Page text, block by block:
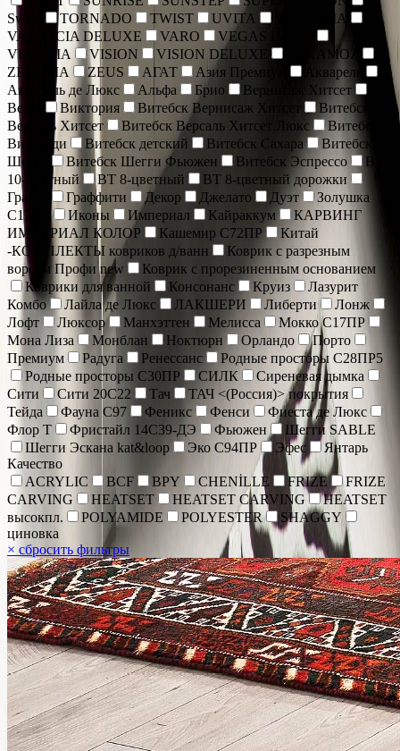
Sweet
TORNADO TWIST UVITA
VALENCIA
VALENCIA DELUXE
VARO
VEGAS HOME
VENECIA
VISION VISION DELUXE
YAKAMOZ
ZEUGMA
ZEUS АГАТ Азия Премиум
Акварель
Акварель де Люкс
Альфа Брио
Вернисаж Хитсет
Веста
Виктория Витебск Вернисаж Хитсет
Витебск
Версаль Хитсет
Витебск Версаль Хитсет Люкс
Витебск
Вивальди
Витебск детский Витебск Сахара
Витебск
Шегги
Витебск Шегги Фьюжен Витебск Эспрессо
ВТ
10-цветный
ВТ 8-цветный
ВТ 8-цветный дорожки
Гранат
Граффити Декор Джелато Дуэт
Золушка
С17ПР
Иконы Империал Кайраккум
КАРВИНГ
ИМПЕРИАЛ КОЛОР
Кашемир С72ПР
Китай
-КОМПЛЕКТЫ ковриков д/ванн
Коврик c разрезным
ворсом Профи new
Коврик с прорезиненным основанием
Коврики для ванной
Консонанс Круиз
Лазурит
Комбо
Лайла де Люкс ЛАКШЕРИ Либерти
Лонж
Лофт
Люксор Манхэттен Мелисса
Мокко С17ПР
Мона Лиза
Монблан Ноктюрн Орландо
Порто
Премиум
Радуга Ренессанс
Родные просторы С28ПР5
Родные просторы С30ПР
СИЛК
Сиреневая дымка
Сити
Сити 20С22 Тач
ТАЧ <(Россия)> покрытия
Тейда
Фауна С97 Феникс Фенси
Фиеста де Люкс
Флор Т
Фристайл 14С39-ДЭ Фьюжен
Шегги SABLE
Шегги Эскана kat&loop
Эко С94ПР Эфес
Янтарь
Качество
ACRYLIC
BCF BPY CHENİLLE FRIZE
FRIZE
CARVING
HEATSET HEATSET CARVING
HEATSET
высокпл.
POLYAMIDE POLYESTER
SHAGGY
циновка
× сбросить фильтры